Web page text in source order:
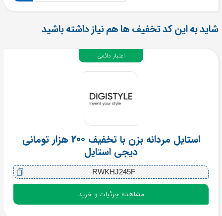
شاید به این کد تخفیف ها هم نیاز داشته باشید
استایل مردانه بزن با تخفیف 200 هزار تومانی
دیجی استایل
RWKHJ245F
مشاهده جزئیات و خرید
اعتبار دائمی